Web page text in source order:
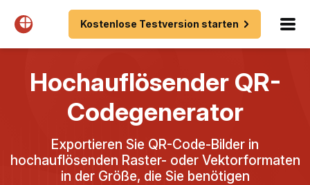
Kostenlose Testversion starten
Hochauflösender QR-
Codegenerator
Exportieren Sie QR-Code-Bilder in
hochauflösenden Raster- oder Vektorformaten
in der Größe, die Sie benötigen